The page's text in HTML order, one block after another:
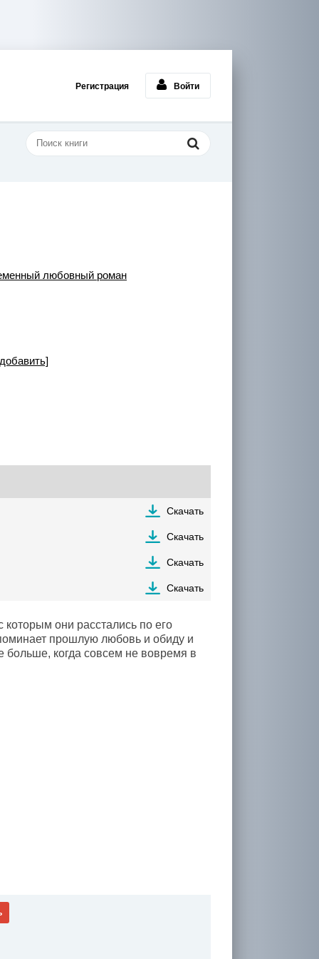
Регистрация Войти
любовный роман
Скачать
Скачать
Скачать
Скачать
которым они расстались по его
прошлую любовь и обиду и
больше, когда совсем не вовремя в